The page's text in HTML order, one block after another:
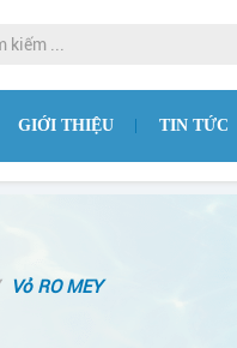
GIỚI THIỆU TIN TỨC
Vỏ RO MEY